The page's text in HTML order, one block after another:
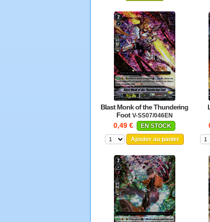
Blast Monk of the Thundering
Foot V-SS07/046EN
0,49 €
EN STOCK
Ajouter au panier